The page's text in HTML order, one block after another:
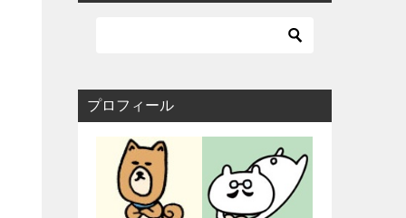
プロフィール